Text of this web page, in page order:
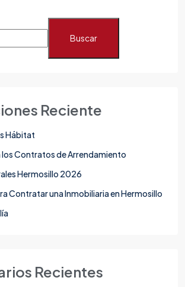
Buscar
Reciente
Hábitat
los Contratos de Arrendamiento
Hermosillo 2026
Contratar una Inmobiliaria en Hermosillo
Recientes